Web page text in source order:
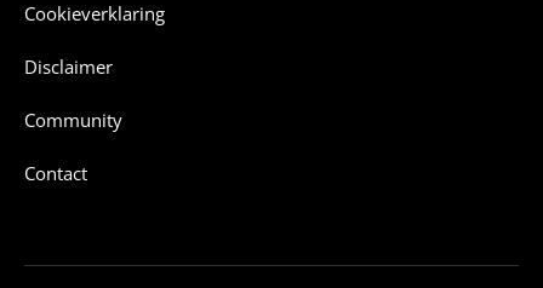
Cookieverklaring
Disclaimer
Community
Contact